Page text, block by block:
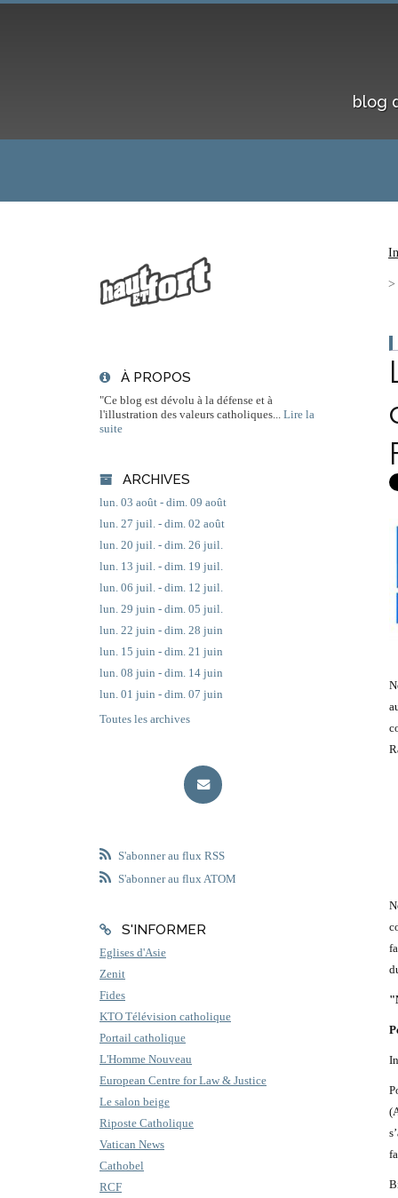
blog
À PROPOS
"Ce blog est dévolu à la défense et à
l'illustration des valeurs catholiques...
Lire la
suite
ARCHIVES
lun. 03 août - dim. 09 août
lun. 27 juil. - dim. 02 août
lun. 20 juil. - dim. 26 juil.
lun. 13 juil. - dim. 19 juil.
lun. 06 juil. - dim. 12 juil.
lun. 29 juin - dim. 05 juil.
lun. 22 juin - dim. 28 juin
lun. 15 juin - dim. 21 juin
lun. 08 juin - dim. 14 juin
lun. 01 juin - dim. 07 juin
Toutes les archives
S'abonner au flux RSS
S'abonner au flux ATOM
S'INFORMER
Eglises d'Asie
Zenit
Fides
KTO Télévision catholique
Portail catholique
L'Homme Nouveau
European Centre for Law & Justice
Le salon beige
Riposte Catholique
Vatican News
Cathobel
RCF